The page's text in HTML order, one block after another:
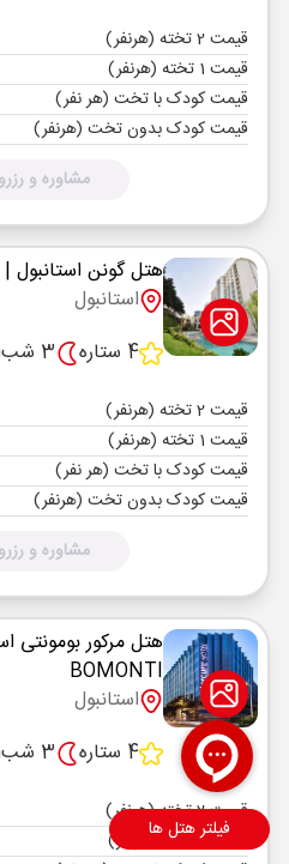
فیلتر هتل ها
قیمت 2 تخته (هرنفر)
قیمت 1 تخته (هرنفر)
قیمت کودک با تخت (هر نفر)
قیمت کودک بدون تخت (هرنفر)
مشاوره و
هتل گونن استانبول | TAKSIM GONEN
استانبول
4 ستاره
3 شب
قیمت 2 تخته (هرنفر)
قیمت 1 تخته (هرنفر)
قیمت کودک با تخت (هر نفر)
قیمت کودک بدون تخت (هرنفر)
مشاوره و
هتل مرکور بومونتی
BOMONTI
استانبول
4 ستاره
3 شب
قیمت 2 تخته (هرنفر)
قیمت 1 تخته (هرنفر)